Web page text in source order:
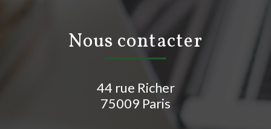
nous contacter
44 rue Richer
75009 Paris